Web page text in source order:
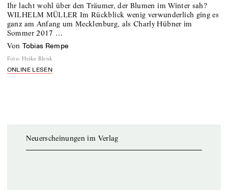
Ihr lacht wohl über den Träumer, der Blumen im Winter sah?
WILHELM MÜLLER Im Rückblick wenig verwunderlich ging es
ganz am Anfang um Mecklenburg, als Charly Hübner im
Sommer 2017 …
von Tobias Rempe
Foto: Heike Blenk
ONLINE LESEN
Neuerscheinungen im Verlag